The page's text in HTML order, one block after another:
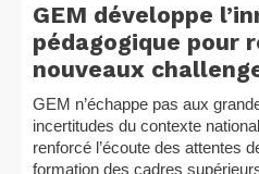
GEM développe
pédagogique pour
nouveaux
GEM n’échappe pas aux
incertitudes du contexte
renforcé l’écoute des attentes
formation des cadres